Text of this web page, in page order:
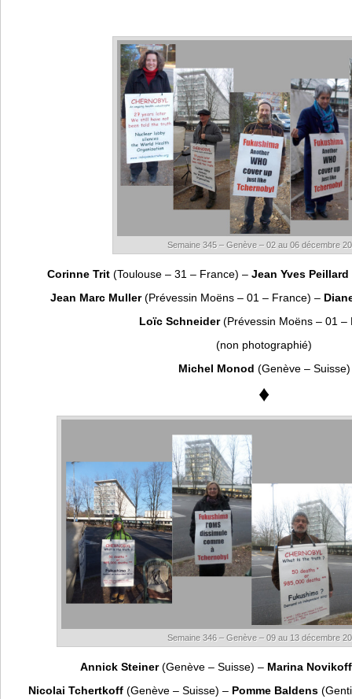
Semaine 345 – Genève – 02 au 06 décembre
Corinne Trit(Toulouse – 31 – France) – Jean Yves Peillard
Jean Marc Muller(Prévessin Moëns – 01 – France) –
Loïc Schneider (Prévessin Moëns – 01 –
(non photographié)
Michel Monod (Genève – Suisse)
♦
Semaine 346 – Genève – 09 au 13 décembre
Annick Steiner(Genève – Suisse) – Marina Novikoff
Nicolai Tchertkoff (Genève – Suisse) – Pomme Baldens